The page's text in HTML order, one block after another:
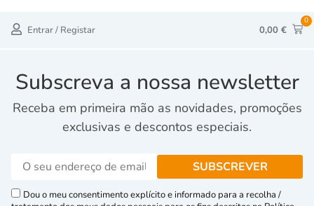
Entrar / Registar 0,00 €
0
Subscreva a nossa newsletter
Receba em primeira mão as novidades, promoções
exclusivas e descontos especiais.
Dou o meu consentimento explícito e informado para a recolha /